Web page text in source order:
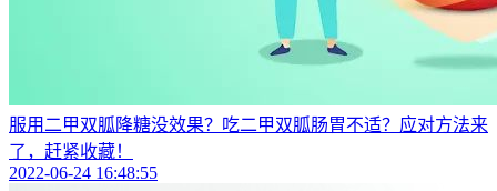
服用二甲双胍降糖没效果？吃二甲双胍肠胃不适？应对方法来
了，赶紧收藏！
2022-06-24 16:48:55